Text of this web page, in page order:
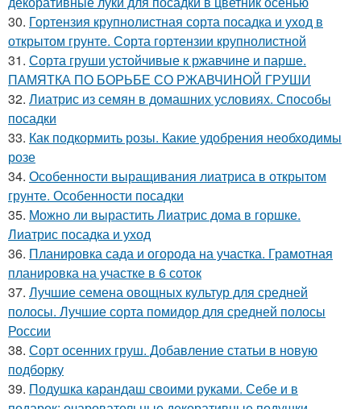
30. Гортензия крупнолистная сорта посадка и уход в
открытом грунте. Сорта гортензии крупнолистной
31. Сорта груши устойчивые к ржавчине и парше.
ПАМЯТКА ПО БОРЬБЕ СО РЖАВЧИНОЙ ГРУШИ
32. Лиатрис из семян в домашних условиях. Способы
посадки
33. Как подкормить розы. Какие удобрения необходимы
розе
34. Особенности выращивания лиатриса в открытом
грунте. Особенности посадки
35. Можно ли вырастить Лиатрис дома в горшке.
Лиатрис посадка и уход
36. Планировка сада и огорода на участка. Грамотная
планировка на участке в 6 соток
37. Лучшие семена овощных культур для средней
полосы. Лучшие сорта помидор для средней полосы
России
38. Сорт осенних груш. Добавление статьи в новую
подборку
39. Подушка карандаш своими руками. Себе и в